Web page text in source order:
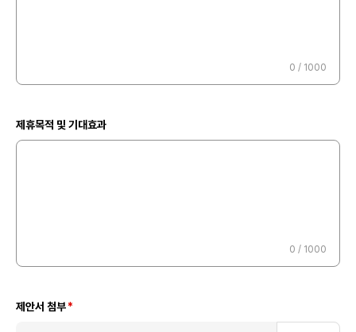
0 / 1000
제휴목적 및 기대효과
0 / 1000
제안서 첨부